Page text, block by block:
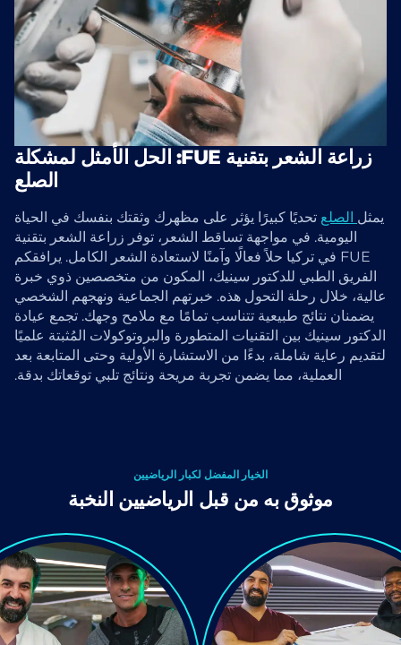
زراعة الشعر بتقنية FUE: الحل الأمثل لمشكلة
الصلع
يمثل الصلع تحديًا كبيرًا يؤثر على مظهرك وثقتك بنفسك في الحياة
اليومية. في مواجهة تساقط الشعر، توفر زراعة الشعر بتقنية
FUE في تركيا حلاً فعالًا وآمنًا لاستعادة الشعر الكامل. يرافقكم
الفريق الطبي للدكتور سينيك، المكون من متخصصين ذوي خبرة
عالية، خلال رحلة التحول هذه. خبرتهم الجماعية ونهجهم الشخصي
يضمنان نتائج طبيعية تتناسب تمامًا مع ملامح وجهك. تجمع عيادة
الدكتور سينيك بين التقنيات المتطورة والبروتوكولات المُثبتة علميًا
لتقديم رعاية شاملة، بدءًا من الاستشارة الأولية وحتى المتابعة بعد
العملية، مما يضمن تجربة مريحة ونتائج تلبي توقعاتك بدقة.
الخيار المفضل لكبار الرياضيين
موثوق به من قبل الرياضيين النخبة